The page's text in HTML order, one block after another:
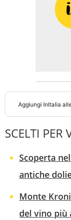
Aggiungi InItalia
SCELTI PER
Scoperta
antiche
Monte
del vino più